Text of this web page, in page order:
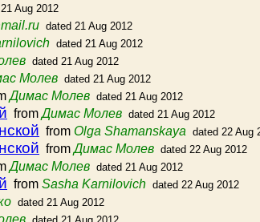
Aug 2012
dated 21 Aug 2012
dated 21 Aug 2012
dated 21 Aug 2012
Молев dated 21 Aug 2012
Димас Молев dated 21 Aug 2012
fromДимас Молев dated 21 Aug 2012
from Olga Shamanskaya dated 22 Aug
fromДимас Молев dated 22 Aug 2012
Димас Молев dated 21 Aug 2012
from Sasha Karnilovich dated 22 Aug 2012
dated 21 Aug 2012